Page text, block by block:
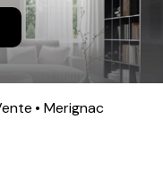
Vente
Merignac